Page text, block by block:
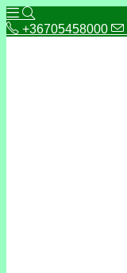
+36705458000